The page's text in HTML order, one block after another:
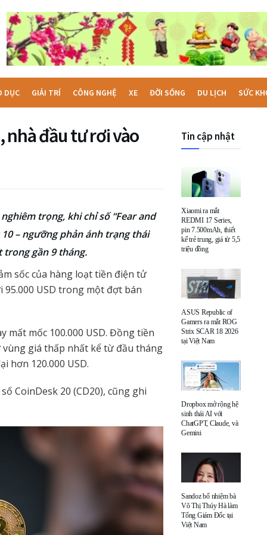
DỤC GIẢI TRÍ CÔNG NGHỆ XE ĐỜI SỐNG DU LỊCH SỨC
nhà đầu tư rơi vào
trọng, khi chỉ số “Fear and
– ngưỡng phản ánh trạng thái
trong gần 9 tháng.
sốc của hàng loạt tiền điện tử
USD trong một đợt bán
mốc 100.000 USD. Đồng tiền
giá thấp nhất kể từ đầu tháng
hơn 120.000 USD.
CoinDesk 20 (CD20), cũng ghi
Tin cập nhật
Xiaomi ra mắt
REDMI 17 Series,
pin 7.500mAh, thiết
kế trẻ trung, giá từ 5,5
triệu đồng
ASUS Republic of
Gamers ra mắt ROG
Strix SCAR 18 2026
tại Việt Nam
Dropbox mở rộng hệ
sinh thái AI với
ChatGPT, Claude, và
Gemini
Sandoz bổ nhiệm bà
Võ Thị Thúy Hà làm
Tổng Giám Đốc tại
Việt Nam